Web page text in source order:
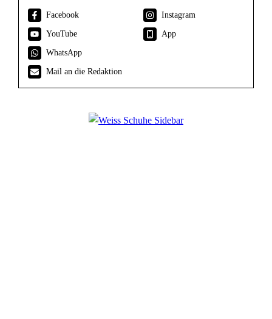
Facebook
Instagram
YouTube
App
WhatsApp
Mail an die Redaktion